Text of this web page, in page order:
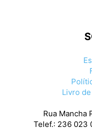
Livro
Rua Mancha
Telef.: 236 023